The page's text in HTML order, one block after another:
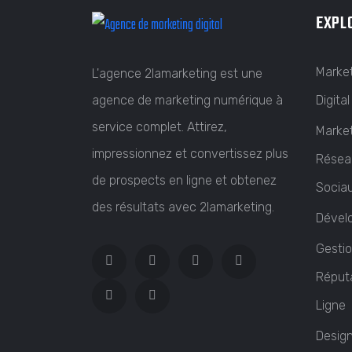
L'agence 2lamarketing est une
agence de marketing numérique à
service complet. Attirez,
impressionnez et convertissez plus
de prospects en ligne et obtenez
des résultats avec 2lamarketing.
Digital
Ligne
Design